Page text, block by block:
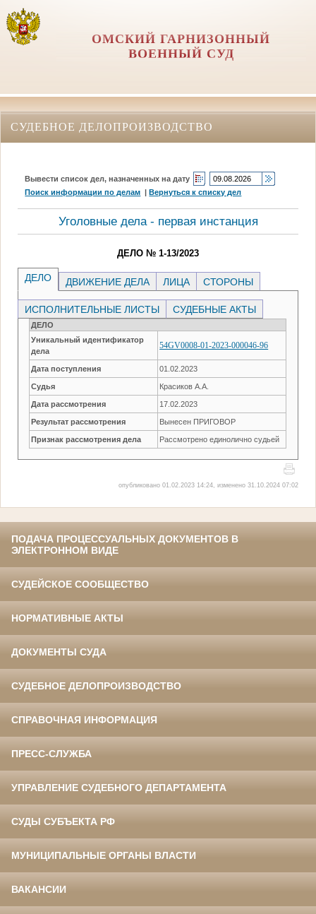
ОМСКИЙ ГАРНИЗОННЫЙ
ВОЕННЫЙ СУД
СУДЕБНОЕ ДЕЛОПРОИЗВОДСТВО
Вывести список дел, назначенных на дату
Поиск информации по делам |Вернуться к списку дел
Уголовные дела - первая инстанция
ДЕЛО № 1-13/2023
ДЕЛО ДВИЖЕНИЕ ДЕЛА ЛИЦА СТОРОНЫ
ИСПОЛНИТЕЛЬНЫЕ ЛИСТЫ СУДЕБНЫЕ АКТЫ
ДЕЛО
Уникальный идентификатор
дела
54GV0008-01-2023-000046-96
Дата поступления 01.02.2023
Судья Красиков А.А.
Дата рассмотрения 17.02.2023
Результат рассмотрения Вынесен ПРИГОВОР
Признак рассмотрения дела Рассмотрено единолично судьей
опубликовано 01.02.2023 14:24, изменено 31.10.2024 07:02
ПОДАЧА ПРОЦЕССУАЛЬНЫХ ДОКУМЕНТОВ В
ЭЛЕКТРОННОМ ВИДЕ
СУДЕЙСКОЕ СООБЩЕСТВО
НОРМАТИВНЫЕ АКТЫ
ДОКУМЕНТЫ СУДА
СУДЕБНОЕ ДЕЛОПРОИЗВОДСТВО
СПРАВОЧНАЯ ИНФОРМАЦИЯ
ПРЕСС-СЛУЖБА
УПРАВЛЕНИЕ СУДЕБНОГО ДЕПАРТАМЕНТА
СУДЫ СУБЪЕКТА РФ
МУНИЦИПАЛЬНЫЕ ОРГАНЫ ВЛАСТИ
ВАКАНСИИ